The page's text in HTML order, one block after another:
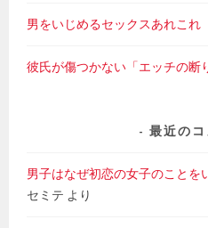
男をいじめるセックスあれこれ
彼氏が傷つかない「エッチの断
最近のコ
男子はなぜ初恋の女子のことを
セミテ より